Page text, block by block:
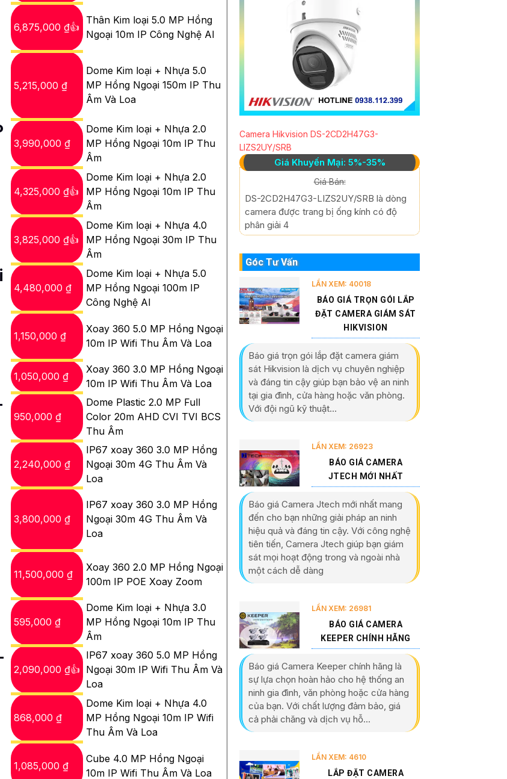
6,875,000 ₫👍
Thân Kim loại 5.0 MP Hồng
Ngoại 10m IP Công Nghệ AI
5,215,000 ₫
Dome Kim loại + Nhựa 5.0
MP Hồng Ngoại 150m IP Thu
Âm Và Loa
3,990,000 ₫
Dome Kim loại + Nhựa 2.0
MP Hồng Ngoại 10m IP Thu
Âm
4,325,000 ₫👍
Dome Kim loại + Nhựa 2.0
MP Hồng Ngoại 10m IP Thu
Âm
3,825,000 ₫👍
Dome Kim loại + Nhựa 4.0
MP Hồng Ngoại 30m IP Thu
Âm
4,480,000 ₫
Dome Kim loại + Nhựa 5.0
MP Hồng Ngoại 100m IP
Công Nghệ AI
1,150,000 ₫
Xoay 360 5.0 MP Hồng Ngoại
10m IP Wifi Thu Âm Và Loa
1,050,000 ₫
Xoay 360 3.0 MP Hồng Ngoại
10m IP Wifi Thu Âm Và Loa
950,000 ₫
Dome Plastic 2.0 MP Full
Color 20m AHD CVI TVI BCS
Thu Âm
2,240,000 ₫
IP67 xoay 360 3.0 MP Hồng
Ngoại 30m 4G Thu Âm Và
Loa
3,800,000 ₫
IP67 xoay 360 3.0 MP Hồng
Ngoại 30m 4G Thu Âm Và
Loa
11,500,000 ₫
Xoay 360 2.0 MP Hồng Ngoại
100m IP POE Xoay Zoom
595,000 ₫
Dome Kim loại + Nhựa 3.0
MP Hồng Ngoại 10m IP Thu
Âm
2,090,000 ₫👍
IP67 xoay 360 5.0 MP Hồng
Ngoại 30m IP Wifi Thu Âm Và
Loa
868,000 ₫
Dome Kim loại + Nhựa 4.0
MP Hồng Ngoại 10m IP Wifi
Thu Âm Và Loa
1,085,000 ₫
Cube 4.0 MP Hồng Ngoại
10m IP Wifi Thu Âm Và Loa
Camera Hikvision DS-2CD2H47G3-
LIZS2UY/SRB
Giá Khuyến Mại: 5%-35%
Giá Bán:
DS-2CD2H47G3-LIZS2UY/SRB là dòng
camera được trang bị ống kính có độ
phân giải 4
Góc Tư Vấn
LẦN XEM: 40018
BÁO GIÁ TRỌN GÓI LẮP
ĐẶT CAMERA GIÁM SÁT
HIKVISION
Báo giá trọn gói lắp đặt camera giám
sát Hikvision là dịch vụ chuyên nghiệp
và đáng tin cậy giúp bạn bảo vệ an ninh
tại gia đình, cửa hàng hoặc văn phòng.
Với đội ngũ kỹ thuật...
LẦN XEM: 26923
BÁO GIÁ CAMERA
JTECH MỚI NHẤT
Báo giá Camera Jtech mới nhất mang
đến cho bạn những giải pháp an ninh
hiệu quả và đáng tin cậy. Với công nghệ
tiên tiến, Camera Jtech giúp bạn giám
sát mọi hoạt động trong và ngoài nhà
một cách dễ dàng
LẦN XEM: 26981
BÁO GIÁ CAMERA
KEEPER CHÍNH HÃNG
Báo giá Camera Keeper chính hãng là
sự lựa chọn hoàn hảo cho hệ thống an
ninh gia đình, văn phòng hoặc cửa hàng
của bạn. Với chất lượng đảm bảo, giá
cả phải chăng và dịch vụ hỗ...
LẦN XEM: 4610
LẮP ĐẶT CAMERA